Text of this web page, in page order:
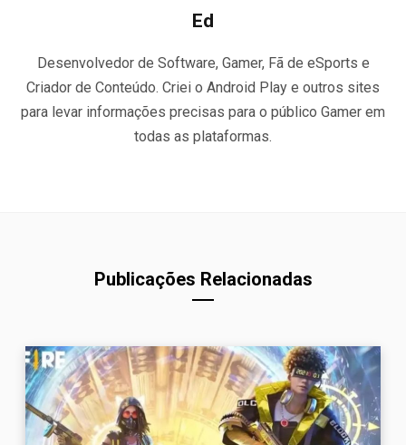
Ed
Desenvolvedor de Software, Gamer, Fã de eSports e
Criador de Conteúdo. Criei o Android Play e outros sites
para levar informações precisas para o público Gamer em
todas as plataformas.
Publicações Relacionadas